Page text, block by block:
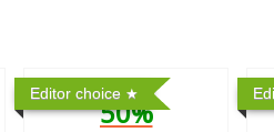
Editor choice
50%